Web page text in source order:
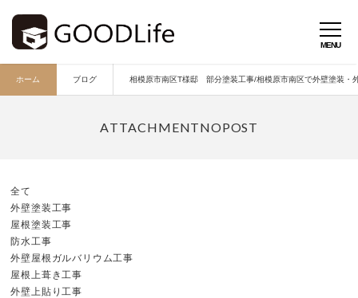
ホーム ブログ 相模原市南区T様邸 部分塗装工事/相模原市南区で外壁塗装・
全て
外壁塗装工事
屋根塗装工事
防水工事
外壁屋根ガルバリウム工事
屋根上葺き工事
外壁上貼り工事